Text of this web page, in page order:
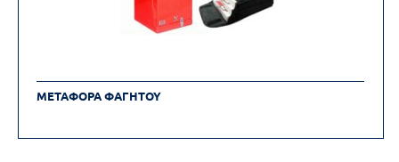
ΜΕΤΑΦΟΡΑ ΦΑΓΗΤΟΥ